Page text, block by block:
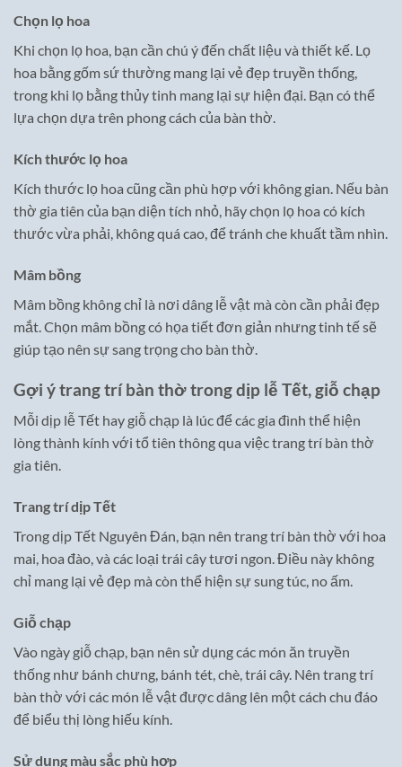
Chọn lọ hoa
Khi chọn lọ hoa, bạn cần chú ý đến chất liệu và thiết kế. Lọ
hoa bằng gốm sứ thường mang lại vẻ đẹp truyền thống,
trong khi lọ bằng thủy tinh mang lại sự hiện đại. Bạn có thể
lựa chọn dựa trên phong cách của bàn thờ.
Kích thước lọ hoa
Kích thước lọ hoa cũng cần phù hợp với không gian. Nếu bàn
thờ gia tiên của bạn diện tích nhỏ, hãy chọn lọ hoa có kích
thước vừa phải, không quá cao, để tránh che khuất tầm nhìn.
Mâm bồng
Mâm bồng không chỉ là nơi dâng lễ vật mà còn cần phải đẹp
mắt. Chọn mâm bồng có họa tiết đơn giản nhưng tinh tế sẽ
giúp tạo nên sự sang trọng cho bàn thờ.
Gợi ý trang trí bàn thờ trong dịp lễ Tết, giỗ chạp
Mỗi dịp lễ Tết hay giỗ chạp là lúc để các gia đình thể hiện
lòng thành kính với tổ tiên thông qua việc trang trí bàn thờ
gia tiên.
Trang trí dịp Tết
Trong dịp Tết Nguyên Đán, bạn nên trang trí bàn thờ với hoa
mai, hoa đào, và các loại trái cây tươi ngon. Điều này không
chỉ mang lại vẻ đẹp mà còn thể hiện sự sung túc, no ấm.
Giỗ chạp
Vào ngày giỗ chạp, bạn nên sử dụng các món ăn truyền
thống như bánh chưng, bánh tét, chè, trái cây. Nên trang trí
bàn thờ với các món lễ vật được dâng lên một cách chu đáo
để biểu thị lòng hiếu kính.
Sử dụng màu sắc phù hợp